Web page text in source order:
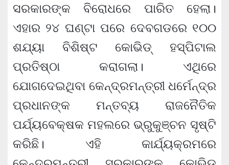
ସରକାରଙ୍କ ବିରୋଧରେ ପାରିତ ହେଲା।
ଏହାର ୨୪ ଘଣ୍ଟା ପରେ ଦେବଗଡରେ ୧୦୦
ଶଯ୍ୟା ବିଶିଷ୍ଟ କୋଭିଡ୍ ହସ୍ପିଟାଲ
ପ୍ରତିଷ୍ଠା କରାଗଲା। ଏଥିରେ
ଯୋଗଦେଇଥିବା କେନ୍ଦ୍ରମନ୍ତ୍ରୀ ଧର୍ମେନ୍ଦ୍ର
ପ୍ରଧାନଙ୍କ ମନ୍ତବ୍ୟ ରାଜନୈତିକ
ପର୍ଯ୍ୟବେକ୍ଷକ ମହଲରେ ଭ୍ରୁକୁଞ୍ଚନ ସୃଷ୍ଟି
କରିଛି। ଏହି କାର୍ଯ୍ୟକ୍ରମରେ